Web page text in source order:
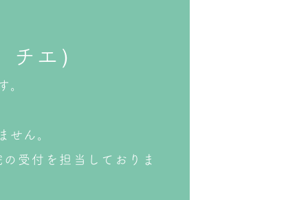
エ）
。
ん。
受付を担当しておりま